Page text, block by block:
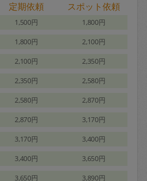
定期依頼 スポット依頼
1,500円 1,800円
1,800円 2,100円
2,100円 2,350円
2,350円 2,580円
2,580円 2,870円
2,870円 3,170円
3,170円 3,400円
3,400円 3,650円
3,650円 3,890円